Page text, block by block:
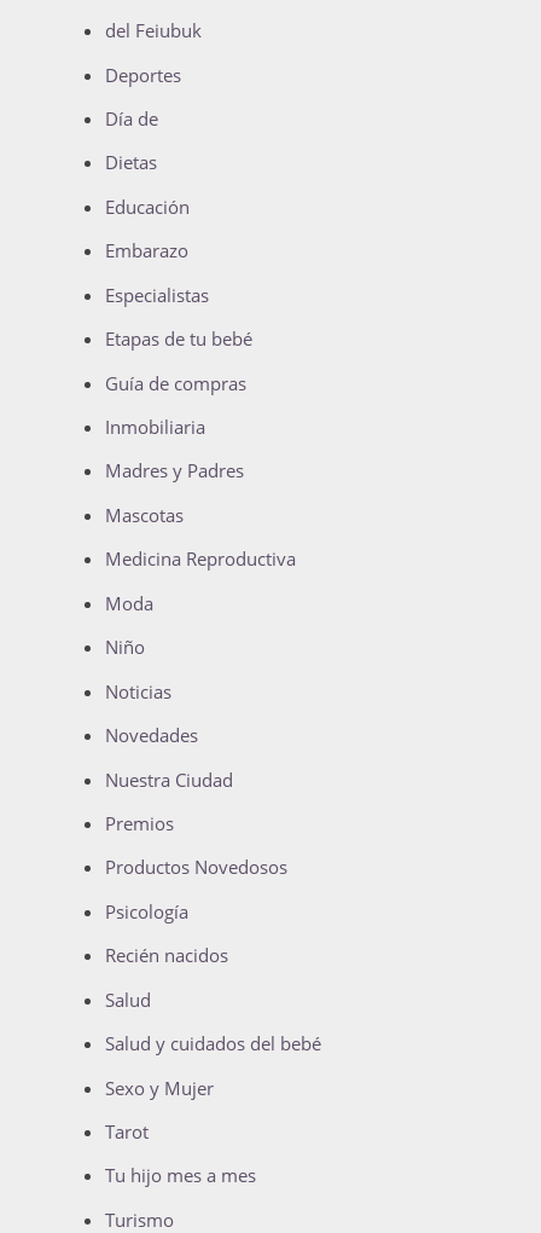
del Feiubuk
Deportes
Día de
Dietas
Educación
Embarazo
Especialistas
Etapas de tu bebé
Guía de compras
Inmobiliaria
Madres y Padres
Mascotas
Medicina Reproductiva
Moda
Niño
Noticias
Novedades
Nuestra Ciudad
Premios
Productos Novedosos
Psicología
Recién nacidos
Salud
Salud y cuidados del bebé
Sexo y Mujer
Tarot
Tu hijo mes a mes
Turismo